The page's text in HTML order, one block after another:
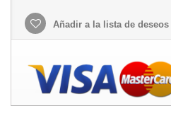
Añadir a la lista de deseos